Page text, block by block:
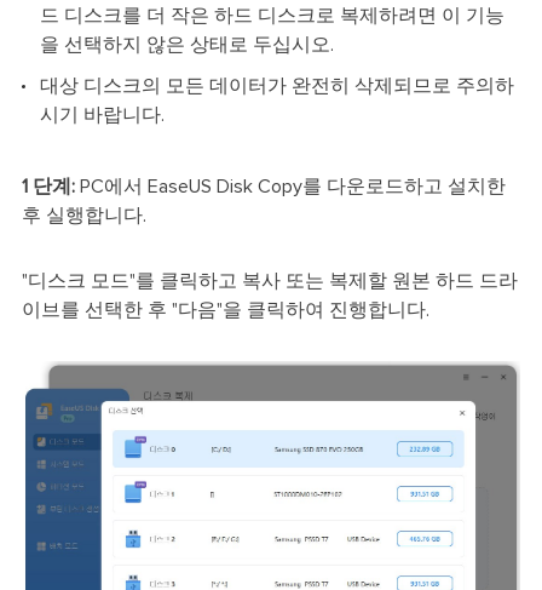
드 디스크를 더 작은 하드 디스크로 복제하려면 이 기능
을 선택하지 않은 상태로 두십시오.
대상 디스크의 모든 데이터가 완전히 삭제되므로 주의하
시기 바랍니다.
1 단계: PC에서 EaseUS Disk Copy를 다운로드하고 설치한
후 실행합니다.
"디스크 모드"를 클릭하고 복사 또는 복제할 원본 하드 드라
이브를 선택한 후 "다음"을 클릭하여 진행합니다.